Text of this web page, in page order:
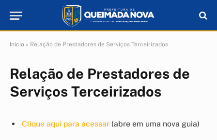
Início » Relação de Prestadores de Serviços Terceirizados
Relação de Prestadores de
Serviços Terceirizados
Clique aqui para acessar (abre em uma nova guia)